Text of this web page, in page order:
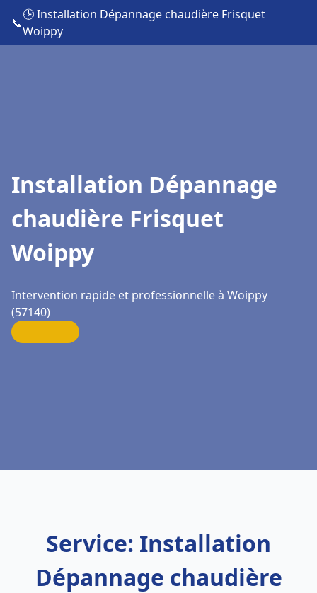
📞
🕒 Installation Dépannage chaudière Frisquet
Woippy
Installation Dépannage
chaudière Frisquet
Woippy
Intervention rapide et professionnelle à Woippy
(57140)
Service: Installation
Dépannage chaudière